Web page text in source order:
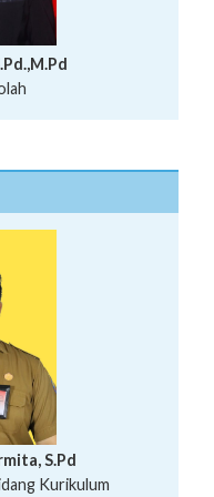
S.Pd
Kurikulum
S.Pd., M.Sn
S.Pd.